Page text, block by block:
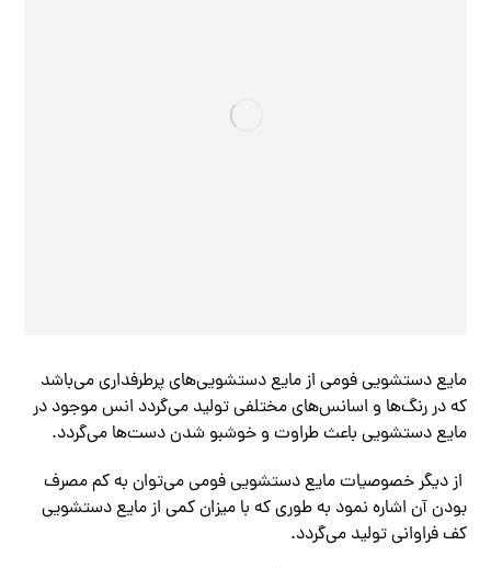
مایع دستشویی فومی از مایع دستشویی‌های پرطرفداری می‌باشد
که در رنگ‌ها و اسانس‌های مختلفی تولید می‌گردد انس موجود در
مایع دستشویی باعث طراوت و خوشبو شدن دست‌ها می‌گردد.
از دیگر خصوصیات مایع دستشویی فومی می‌توان به کم مصرف
بودن آن اشاره نمود به طوری که با میزان کمی از مایع دستشویی
کف فراوانی تولید می‌گردد.